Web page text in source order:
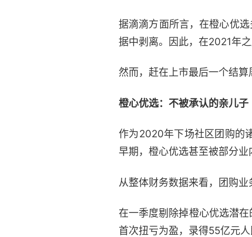
据滴滴方面所言，在橙心优
据中剥离。因此，在2021年
然而，赶在上市最后一个结
橙心优选：不被承认的亲儿子
作为2020年下场社区团购的
早期，橙心优选甚至被部分业
从整体财务数据来看，团购业
在一季度剔除掉橙心优选潜
首次扭亏为盈，录得55亿元人